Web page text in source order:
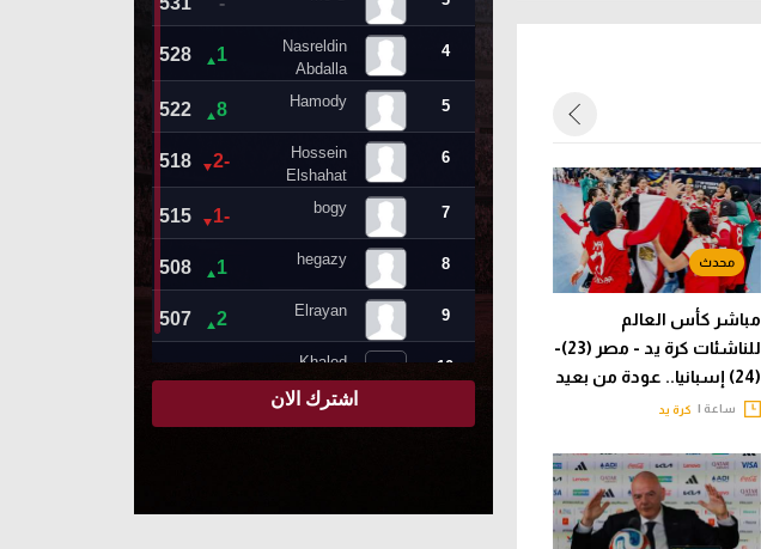
مباشر كأس العالم
للناشئات كرة يد - مصر (23)-
(24) إسبانيا.. عودة من بعيد
ساعة | كرة يد